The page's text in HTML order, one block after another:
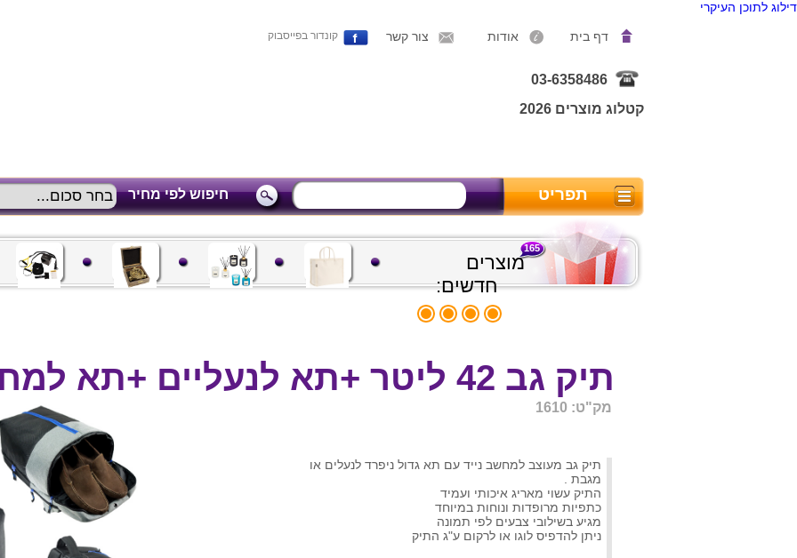
דילוג לתוכן העיקרי
דף בית אודות צור קשר קונדור בפייסבוק
03-6358486
קטלוג מוצרים 2026
תפריט חיפוש לפי מחיר
מוצרים
חדשים:
165
תיק גב 42 ליטר +תא לנעליים +תא למחשב
מק"ט: 1610
תיק גב מעוצב למחשב נייד עם תא גדול ניפרד לנעלים או
מגבת .
התיק עשוי מאריג איכותי ועמיד
כתפיות מרופדות ונוחות במיוחד
מגיע בשילובי צבעים לפי תמונה
ניתן להדפיס לוגו או לרקום ע"ג התיק